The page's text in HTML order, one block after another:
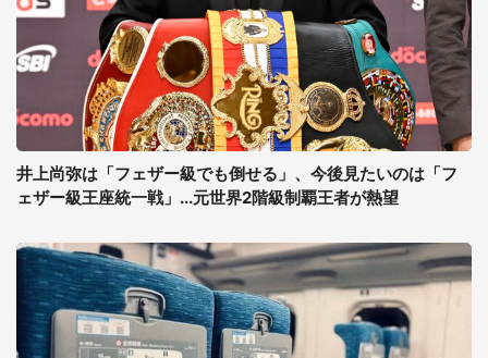
井上尚弥は「フェザー級でも倒せる」、今後見たいのは「フ
ェザー級王座統一戦」...元世界2階級制覇王者が熱望